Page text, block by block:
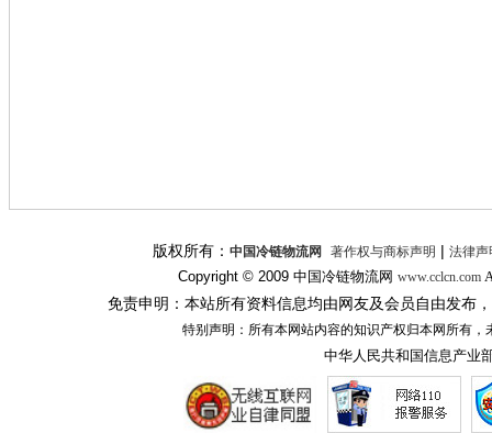
版权所有： 中国冷链物流网 著作权与商标声明 | 法律声
Copyright © 2009 中国冷链物流网 www.cclcn.com
免责申明：本站所有资料信息均由网友及会员自由发布
特别声明：所有本网站内容的知识产权归本网所有
中华人民共和国信息产业